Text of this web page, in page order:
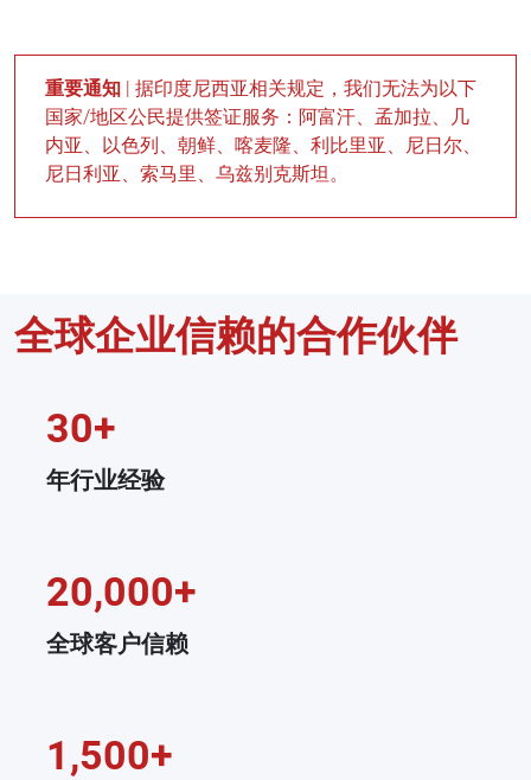
重要通知 | 据印度尼西亚相关规定，我们无法为以下
国家/地区公民提供签证服务：阿富汗、孟加拉、几
内亚、以色列、朝鲜、喀麦隆、利比里亚、尼日尔、
尼日利亚、索马里、乌兹别克斯坦。
全球企业信赖的合作伙伴
30+
年行业经验
20,000+
全球客户信赖
1,500+